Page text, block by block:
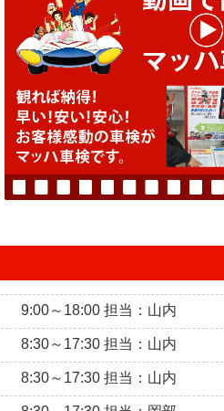
9:00～18:00 担当：山内
8:30～17:30 担当：山内
8:30～17:30 担当：山内